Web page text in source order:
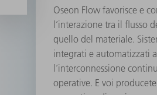
Oseon Flow favorisce e
l’interazione tra il flusso
quello del materiale.
integrati e automatizzati
l’interconnessione
operative. E voi